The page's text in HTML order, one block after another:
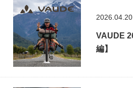
2026.04.20
VAUDE
編】